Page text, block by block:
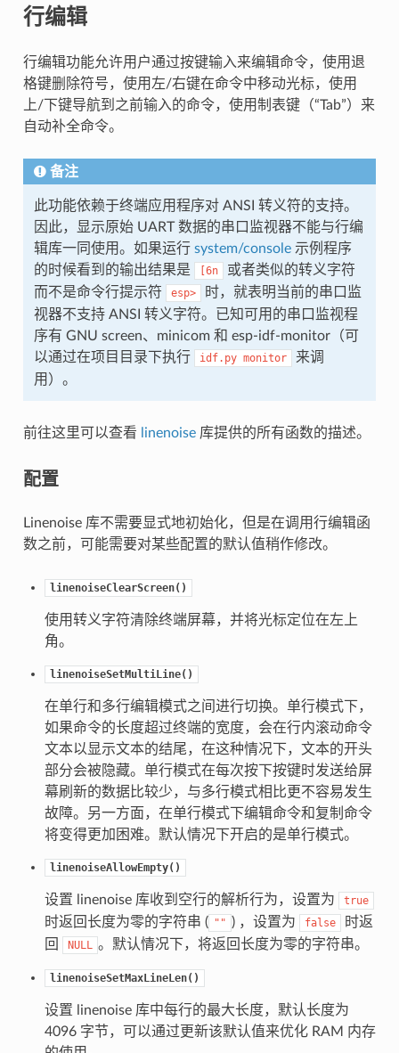
行编辑
行编辑功能允许用户通过按键输入来编辑命令，使用退
格键删除符号，使用左/右键在命令中移动光标，使用
上/下键导航到之前输入的命令，使用制表键（“Tab”）来
自动补全命令。
备注
此功能依赖于终端应用程序对 ANSI 转义符的支持。
因此，显示原始 UART 数据的串口监视器不能与行编
辑库一同使用。如果运行 system/console示例程序
的时候看到的输出结果是
[6n
或者类似的转义字符
而不是命令行提示符
esp>
时，就表明当前的串口监
视器不支持 ANSI 转义字符。已知可用的串口监视程
序有 GNU screen、minicom 和 esp-idf-monitor（可
以通过在项目目录下执行
idf.py monitor
来调
用）。
前往这里可以查看 linenoise库提供的所有函数的描述。
配置
Linenoise 库不需要显式地初始化，但是在调用行编辑函
数之前，可能需要对某些配置的默认值稍作修改。
linenoiseClearScreen()
使用转义字符清除终端屏幕，并将光标定位在左上
角。
linenoiseSetMultiLine()
在单行和多行编辑模式之间进行切换。单行模式下，
如果命令的长度超过终端的宽度，会在行内滚动命令
文本以显示文本的结尾，在这种情况下，文本的开头
部分会被隐藏。单行模式在每次按下按键时发送给屏
幕刷新的数据比较少，与多行模式相比更不容易发生
故障。另一方面，在单行模式下编辑命令和复制命令
将变得更加困难。默认情况下开启的是单行模式。
linenoiseAllowEmpty()
设置 linenoise 库收到空行的解析行为，设置为 true
时返回长度为零的字符串 ( "" ) ，设置为 false
时返
回
NULL 。默认情况下，将返回长度为零的字符串。
linenoiseSetMaxLineLen()
设置 linenoise 库中每行的最大长度，默认长度为
4096 字节，可以通过更新该默认值来优化 RAM 内存